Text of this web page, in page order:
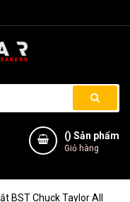
() Sản phẩm
Giỏ hàng
BST Chuck Taylor All